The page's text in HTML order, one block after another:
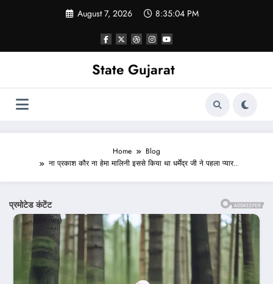
August 7, 2026 8:35:06 PM
State Gujarat
Home
Blog
ना प्रकाश कौर ना हेमा मालिनी इससे किया था धर्मेंद्र जी ने पहला प्यार..